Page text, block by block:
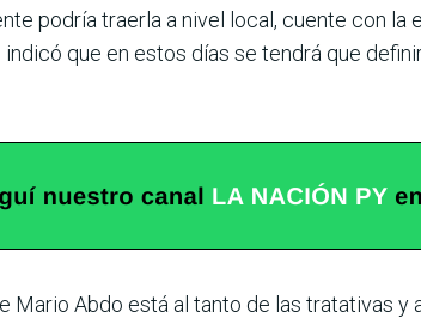
podría traerla a nivel local, cuente con
que en estos días se tendrá que
Mario Abdo está al tanto de las tratativas